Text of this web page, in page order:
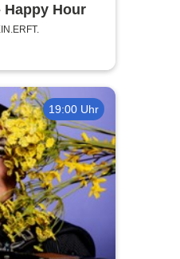
Happy Hour
19:00 Uhr